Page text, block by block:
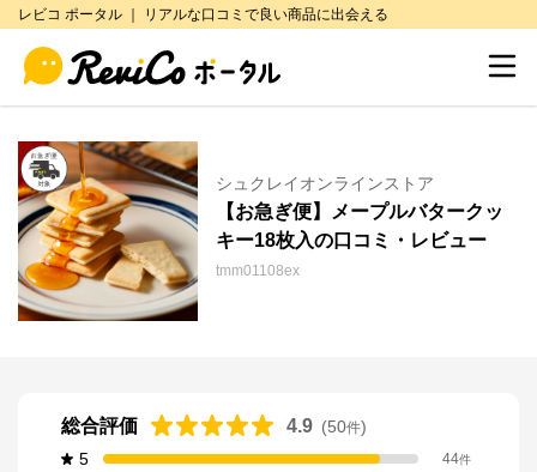
レビコ ポータル ｜ リアルな口コミで良い商品に出会える
シュクレイオンラインストア
【お急ぎ便】メープルバタークッ
キー18枚入の口コミ・レビュー
tmm01108ex
総合評価 4.9 (50件)
5
44件